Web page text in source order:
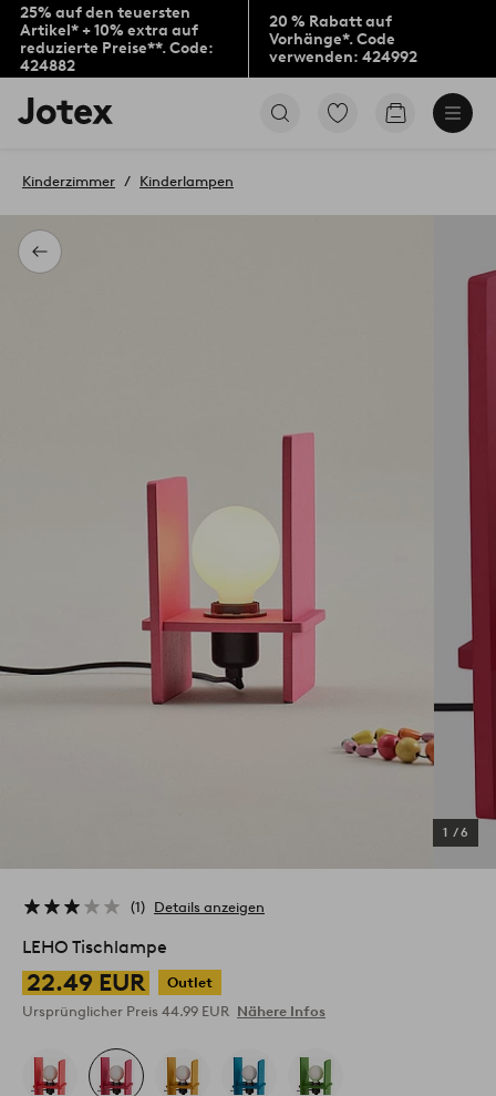
25% auf den teuersten
Artikel* + 10% extra auf
reduzierte Preise**. Code:
424882
20 % Rabatt auf
Vorhänge*. Code
verwenden: 424992
Jotex-
Logo
Startseite
Zu
Produkten
Zum
Zurück
Kinderzimmer Kinderlampen
1 /6
1 Details anzeigen
LEHO Tischlampe
22.49 EUR
Outlet
Ursprünglicher Preis 44.99 EUR Nähere Infos